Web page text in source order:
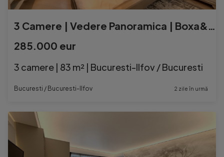
3 Camere | Vedere Panoramica | Boxa&Parcare | Cortina North
285.000 eur
3 camere | 83 m² | Bucuresti-Ilfov / Bucuresti
Bucuresti / Bucuresti-Ilfov 2 zile în urmă